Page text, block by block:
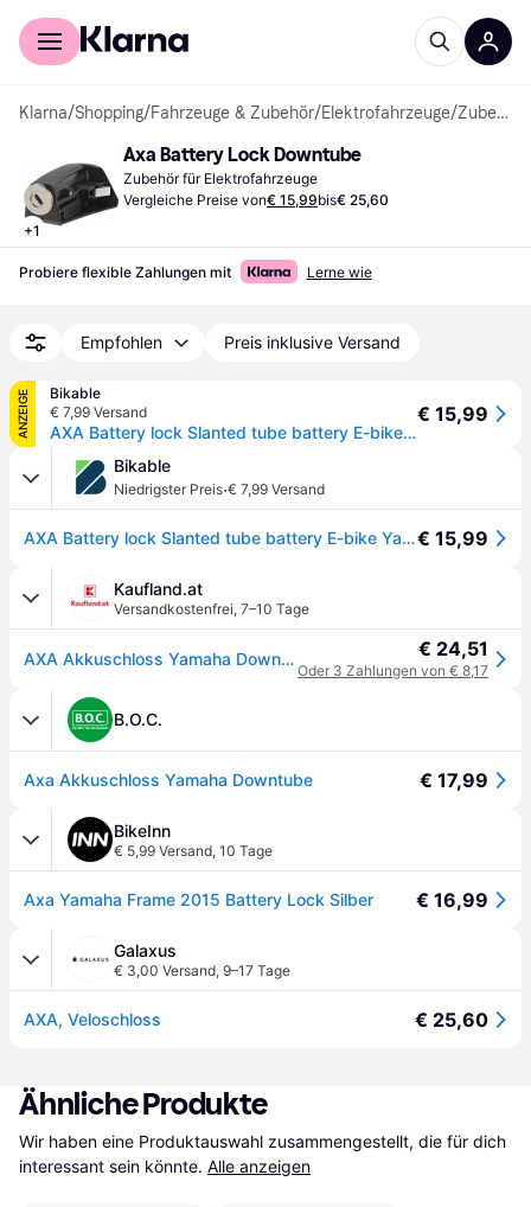
Für Shopper
Klarna/Shopping/Fahrzeuge & Zubehör/Elektrofahrzeuge/ Zubehör für Elektrofahrzeuge
+1
Axa Battery Lock Downtube
Zubehör für Elektrofahrzeuge
Vergleiche Preise von€ 15,99bis€ 25,60
Probiere flexible Zahlungen mit Lerne wie
Empfohlen Preis inklusive Versand
ANZEIGE
Bikable
€ 7,99 Versand
AXA Battery lock Slanted tube battery E-bike Yamaha Incl. 2 keys
€ 15,99
Bikable
Niedrigster Preis·€ 7,99 Versand
AXA Battery lock Slanted tube battery E-bike Yamaha Incl. 2 keys€ 15,99
Kaufland.at
Versandkostenfrei, 7–10 Tage
AXA Akkuschloss Yamaha Downtube inkl. Kunststoffgehäuse, schwarz € 24,51
Oder 3 Zahlungen von € 8,17
B.O.C.
Axa Akkuschloss Yamaha Downtube € 17,99
BikeInn
€ 5,99 Versand, 10 Tage
Axa Yamaha Frame 2015 Battery Lock Silber € 16,99
Galaxus
€ 3,00 Versand, 9–17 Tage
AXA, Veloschloss € 25,60
Ähnliche Produkte
Wir haben eine Produktauswahl zusammengestellt, die für dich
interessant sein könnte. Alle anzeigen